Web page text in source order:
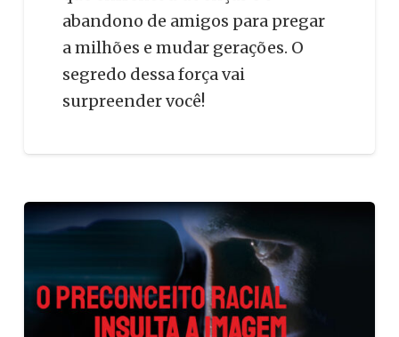
abandono de amigos para pregar
a milhões e mudar gerações. O
segredo dessa força vai
surpreender você!